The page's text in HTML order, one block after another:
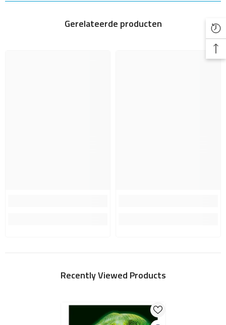
Gerelateerde producten
Recently Viewed Products